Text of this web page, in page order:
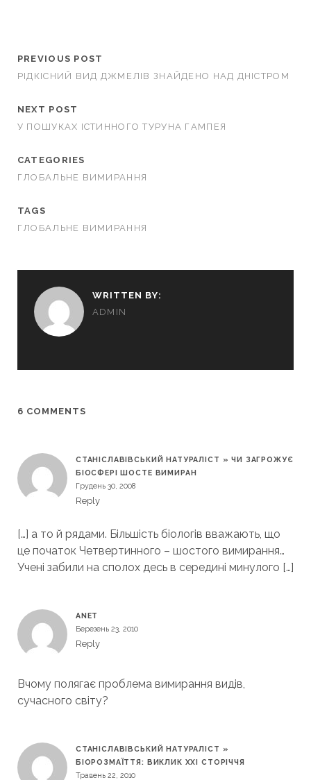
PREVIOUS POST
РІДКІСНИЙ ВИД ДЖМЕЛІВ ЗНАЙДЕНО НАД ДНІСТРОМ
NEXT POST
У ПОШУКАХ ІСТИННОГО ТУРУНА ГАМПЕЯ
CATEGORIES
ГЛОБАЛЬНЕ ВИМИРАННЯ
TAGS
ГЛОБАЛЬНЕ ВИМИРАННЯ
WRITTEN BY:
ADMIN
6 COMMENTS
СТАНІСЛАВІВСЬКИЙ НАТУРАЛІСТ » ЧИ ЗАГРОЖУЄ
БІОСФЕРІ ШОСТЕ ВИМИРАН
Грудень 30, 2008
Reply
[…] а то й рядами. Більшість біологів вважають, що
це початок Четвертинного – шостого вимирання…
Учені забили на сполох десь в середині минулого […]
ANET
Березень 23, 2010
Reply
Вчому полягає проблема вимирання видів,
сучасного світу?
СТАНІСЛАВІВСЬКИЙ НАТУРАЛІСТ »
БІОРОЗМАЇТТЯ: ВИКЛИК ХХІ СТОРІЧЧЯ
Травень 22, 2010